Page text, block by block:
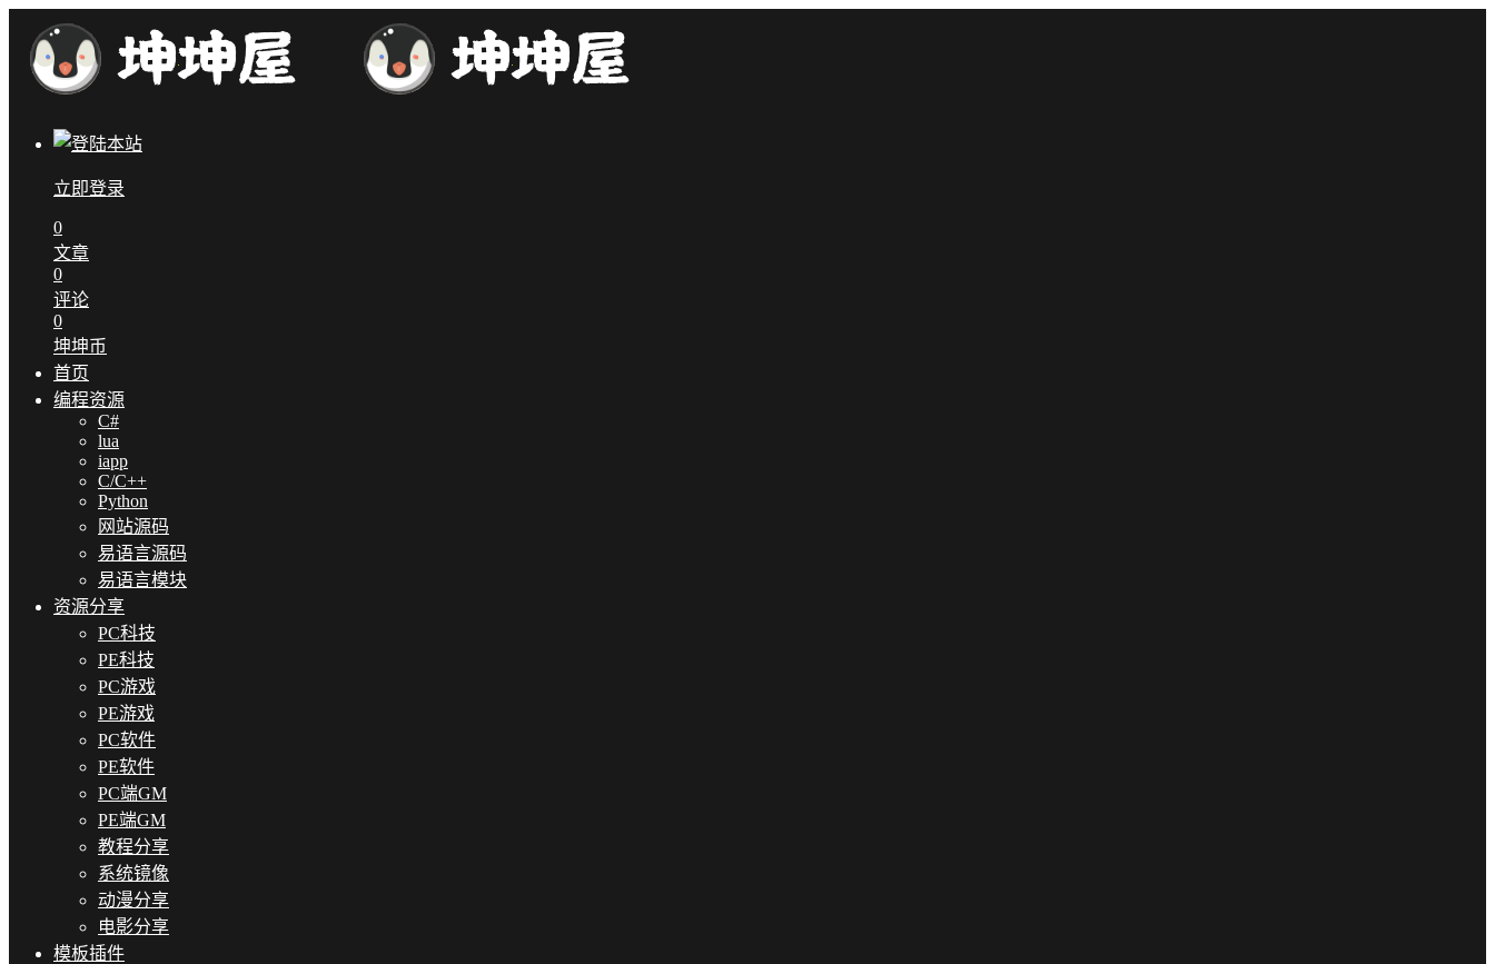
立即登录
0
文章
0
评论
0
坤坤币
首页
编程资源
C#
lua
iapp
C/C++
Python
网站源码
易语言源码
易语言模块
资源分享
PC科技
PE科技
PC游戏
PE游戏
PC软件
PE软件
PC端GM
PE端GM
教程分享
系统镜像
动漫分享
电影分享
模板插件